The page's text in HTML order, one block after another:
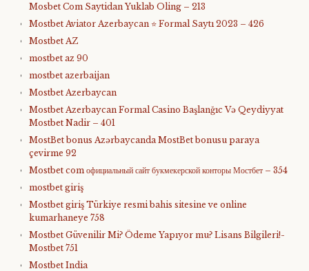
Mosbet Com Saytidan Yuklab Oling – 213
Mostbet Aviator Azerbaycan ⭐️ Formal Saytı 2023 – 426
Mostbet AZ
mostbet az 90
mostbet azerbaijan
Mostbet Azerbaycan
Mostbet Azerbaycan Formal Casino Başlanğıc Və Qeydiyyat
Mostbet Nadir – 401
MostBet bonus Azərbaycanda MostBet bonusu paraya
çevirme 92
Mostbet com официальный сайт букмекерской конторы Мостбет – 354
mostbet giriş
Mostbet giriş Türkiye resmi bahis sitesine ve online
kumarhaneye 758
Mostbet Güvenilir Mi? Ödeme Yapıyor mu? Lisans Bilgileri!-
Mostbet 751
Mostbet India